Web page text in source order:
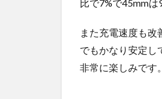
比で7%で45mmは
また充電速度も
でもかなり安定し
非常に楽しみです。